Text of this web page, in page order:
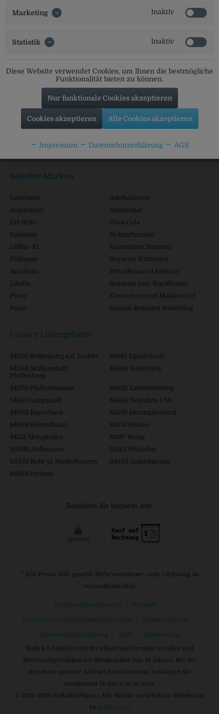
Social Media
Beliebte Marken
Labertaler
Adelholzener
Augustiner
Abenstaler
Erl-Bräu
Coca Cola
Paulaner
Hohenthanner
Löffler-Ei
Karmeliten Brauerei
Pöllinger
Brauerei Wittmann
Arcobräu
Privatbrauerei Stöttner
Libella
Brauerei zum Kuchlbauer
Plose
Klosterbrauerei Mallersdorf
Pepsi
Spezial-Brauerei Schierling
Unsere Liefergebiete
84056 Rottenburg a.d. Laaber
84061 Egoldsbach
84066 Mallersdorf-
Pfaffenberg
84069 Schierling
84076 Pfeffenhausen
84082 Laberweinting
84085 Langquaid
84088 Neufahrn i.Nb.
84092 Bayerbach
84097 Herrngiersdorf
84098 Hohenthann
84103 Postau
84152 Mengkofen
84187 Weng
93089 Aufhausen
93101 Pfakofen
93352 Rohr in Niederbayern
94333 Geiselhöring
94368 Perkam
Bezahlen Sie bequem mit:
* Alle Preise inkl. gesetzl. Mehrwertsteuer. Jede Lieferung ist
versandkostenfrei.
Cookie-Einstellungen Kontakt
Versand und Zahlungsbedingungen Widerrufsrecht
Datenschutzerklärung AGB Impressum
Nach § 9 JuSchG erfordern Kauf und Verzehr von Bier und
Biermischgetränken ein Mindestalter von 16 Jahren. Mit der
Annahme unserer AGB bei Kaufabschluss, bestätigen Sie
mindestens 18 Jahre alt zu sein.
© 2021-2023 HofladenWagen | Alle Rechte vorbehalten. Webdesign
by prodesigns
Marketing Inaktiv
Statistik Inaktiv
Diese Website verwendet Cookies, um Ihnen die bestmögliche
Funktionalität bieten zu können.
Nur funktionale Cookies akzeptieren
Cookies akzeptieren Alle Cookies akzeptieren
Impressum Datenschutzerklärung AGB